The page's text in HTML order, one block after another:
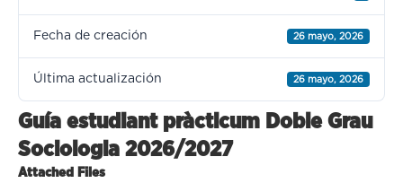
Fecha de creación 26 mayo, 2026
Última actualización 26 mayo, 2026
Guía estudiant pràcticum Doble Grau
Sociologia 2026/2027
Attached Files